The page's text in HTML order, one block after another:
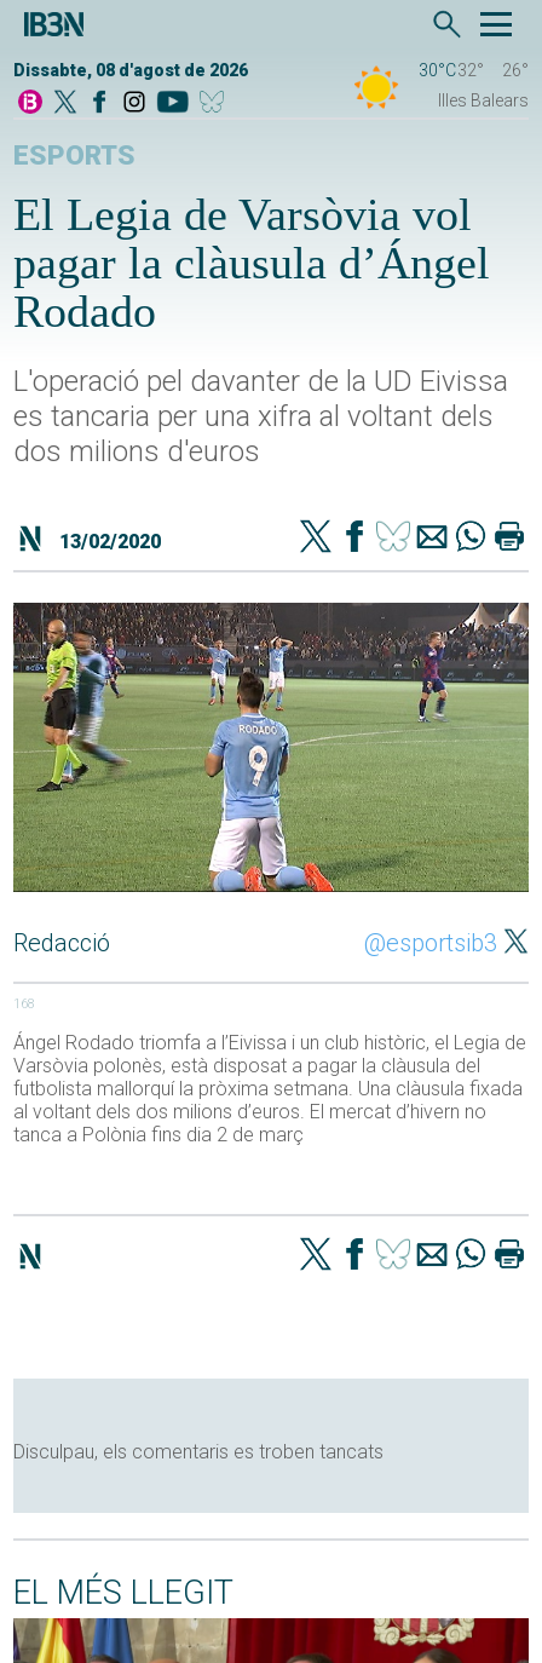
Dissabte, 08 d'agost de 2026 30°C32°
26°
Illes Balears
ESPORTS
El Legia de Varsòvia vol
pagar la clàusula d’Ángel
Rodado
L'operació pel davanter de la UD Eivissa
es tancaria per una xifra al voltant dels
dos milions d'euros
13/02/2020
Redacció @esportsib3
168
Ángel Rodado triomfa a l’Eivissa i un club històric, el Legia de
Varsòvia polonès, està disposat a pagar la clàusula del
futbolista mallorquí la pròxima setmana. Una clàusula fixada
al voltant dels dos milions d’euros. El mercat d’hivern no
tanca a Polònia fins dia 2 de març
Disculpau, els comentaris es troben tancats
EL MÉS LLEGIT